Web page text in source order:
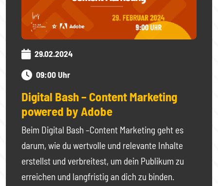
29.02.2024
09:00 Uhr
Digital Bash – Content Marketing
powered by Adobe
Beim Digital Bash –Content Marketing geht es
darum, wie du wertvolle und relevante Inhalte
erstellst und verbreitest, um dein Publikum zu
erreichen und langfristig an dich zu binden.